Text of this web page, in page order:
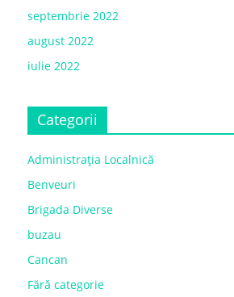
septembrie 2022
august 2022
iulie 2022
Categorii
Administrația Localnică
Benveuri
Brigada Diverse
buzau
Cancan
Fără categorie